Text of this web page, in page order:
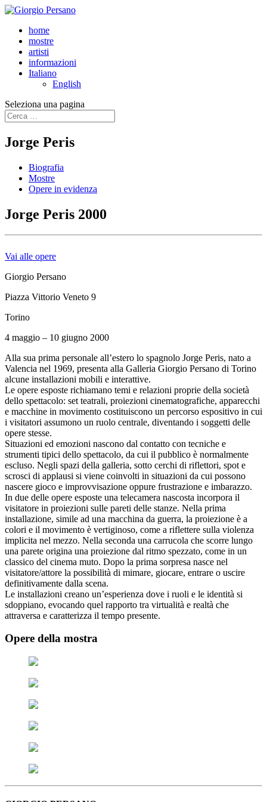
home
mostre
artisti
informazioni
Italiano
English
Seleziona una pagina
Jorge Peris
Biografia
Mostre
Opere in evidenza
Jorge Peris 2000
Vai alle opere
Giorgio Persano
Piazza Vittorio Veneto 9
Torino
4 maggio – 10 giugno 2000
Alla sua prima personale all’estero lo spagnolo Jorge Peris, nato a
Valencia nel 1969, presenta alla Galleria Giorgio Persano di Torino
alcune installazioni mobili e interattive.
Le opere esposte richiamano temi e relazioni proprie della società
dello spettacolo: set teatrali, proiezioni cinematografiche, apparecchi
e macchine in movimento costituiscono un percorso espositivo in cui
i visitatori assumono un ruolo centrale, diventando i soggetti delle
opere stesse.
Situazioni ed emozioni nascono dal contatto con tecniche e
strumenti tipici dello spettacolo, da cui il pubblico è normalmente
escluso. Negli spazi della galleria, sotto cerchi di riflettori, spot e
scrosci di applausi si viene coinvolti in situazioni da cui possono
nascere gioco e improvvisazione oppure frustrazione e imbarazzo.
In due delle opere esposte una telecamera nascosta incorpora il
visitatore in proiezioni sulle pareti delle stanze. Nella prima
installazione, simile ad una macchina da guerra, la proiezione è a
colori e il movimento è vertiginoso, come a riflettere sulla violenza
implicita nel mezzo. Nella seconda una carrucola che scorre lungo
una parete origina una proiezione dal ritmo spezzato, come in un
classico del cinema muto. Dopo la prima sorpresa nasce nel
visitatore/attore la possibilità di mimare, giocare, entrare o uscire
definitivamente dalla scena.
Le installazioni creano un’esperienza dove i ruoli e le identità si
sdoppiano, evocando quel rapporto tra virtualità e realtà che
attraversa e caratterizza il tempo presente.
Opere della mostra